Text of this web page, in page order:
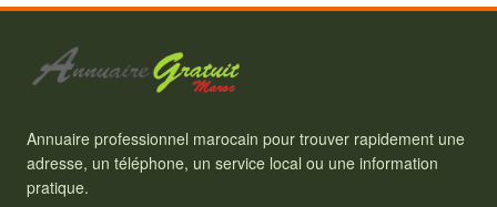
Annuaire professionnel marocain pour trouver rapidement une
adresse, un téléphone, un service local ou une information
pratique.